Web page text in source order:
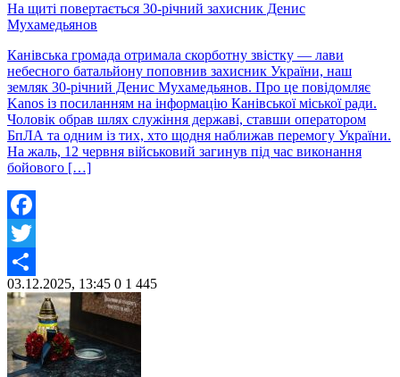
На щиті повертається 30-річний захисник Денис
Мухамедьянов
Канівська громада отримала скорботну звістку — лави
небесного батальйону поповнив захисник України, наш
земляк 30-річний Денис Мухамедьянов. Про це повідомляє
Kanos із посиланням на інформацію Канівської міської ради.
Чоловік обрав шлях служіння державі, ставши оператором
БпЛА та одним із тих, хто щодня наближав перемогу України.
На жаль, 12 червня військовий загинув під час виконання
бойового […]
Facebook
Twitter
Share
03.12.2025, 13:45 0 1 445